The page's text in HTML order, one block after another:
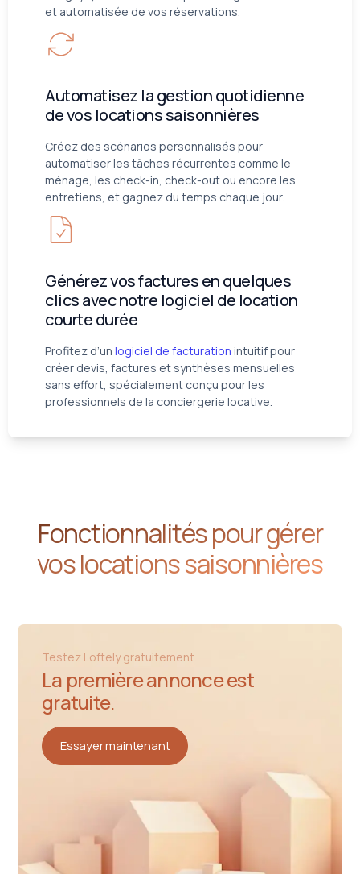
et automatisée de vos réservations.
Automatisez la gestion quotidienne
de vos locations saisonnières
Créez des scénarios personnalisés pour
automatiser les tâches récurrentes comme le
ménage, les check-in, check-out ou encore les
entretiens, et gagnez du temps chaque jour.
Générez vos factures en quelques
clics avec notre logiciel de location
courte durée
Profitez d’un logiciel de facturation intuitif pour
créer devis, factures et synthèses mensuelles
sans effort, spécialement conçu pour les
professionnels de la conciergerie locative.
Fonctionnalités pour gérer
vos locations saisonnières
Testez Loftely gratuitement.
La première annonce est
gratuite.
Essayer maintenant